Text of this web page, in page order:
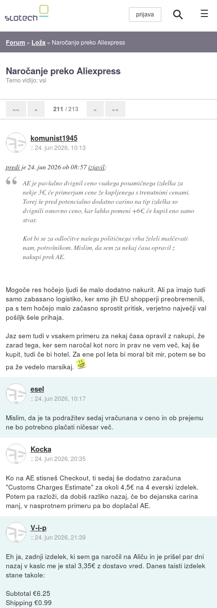
☰
Forum » Loža » Naročanje preko Aliexpress
Naročanje preko Aliexpress
Temo vidijo: vsi
«« « 211 / 213 » »»
komunist1945
::24. jun 2026, 10:13
predi je24. jun 2026 ob 08:57izjavil:
AE je pavšalno dvignil ceno vsakega posamičnega izdelka za
nekje 3€, če primerjam cene že kupljenega s trenutnimi cenami.
Torej še pred potencialno dodatno carino na tip izdelka so
dvignili osnovno ceno, kar lahko pomeni +6€, če kupiš eno samo
stvar.
Kot bi se za odločitve našega političnega vrha želeli maščevati
nam, potrošnikom. Mislim, da sem za nekaj časa opravil z
nakupi prek AE.
Mogoče res hočejo ljudi še malo dodatno nakurit. Ali pa imajo tudi
samo zabasano logistiko, ker smo jih EU shopperji preobremenili,
pa s tem hočejo malo začasno sprostit pritisk, verjetno največji val
pošiljk šele prihaja.
Jaz sem tudi v vsakem primeru za nekaj časa opravil z nakupi, že
zarad tega, ker sem naročal kot norc in prav ne vem več, kaj še
kupit, tudi če bi hotel. Za ene pol leta bi moral bit mir, potem se bo
pa že vedelo marsikaj.
esel
::24. jun 2026, 10:17
Mislim, da je ta podražitev sedaj vračunana v ceno in ob prejemu
ne bo potrebno plačati ničesar več.
Kocka
::24. jun 2026, 20:35
Ko na AE stisneš Checkout, ti sedaj še dodatno zaračuna
"Customs Charges Estimate" za okoli 4,5€ na 4 everski izdelek.
Potem pa razloži, da dobiš razliko nazaj, če bo dejanska carina
manj, v nasprotnem primeru pa bo doplačal AE.
V-i-p
::24. jun 2026, 21:39
Eh ja, zadnji izdelek, ki sem ga naročil na Aliču in je prišel par dni
nazaj v kaslc me je stal 3,35€ z dostavo vred. Danes taisti izdelek
stane takole:
Subtotal €6.25
Shipping €0.99